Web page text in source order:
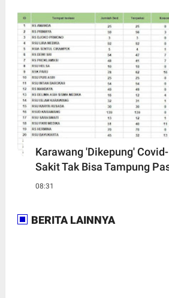
Karawang 'Dikepung'
Sakit Tak Bisa Tampung
08:31
BERITA LAINNYA